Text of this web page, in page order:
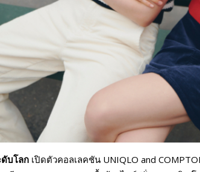
บโลก เปิดตัวคอลเลคชัน UNIQLO and